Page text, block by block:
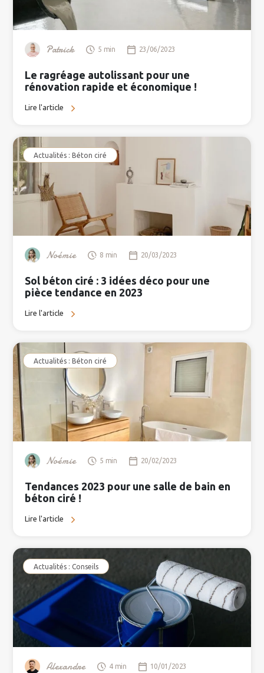
Patrick 5 min 23/06/2023
Le ragréage autolissant pour une
rénovation rapide et économique !
Lire l'article
Actualités : Béton ciré
Noémie 8 min 20/03/2023
Sol béton ciré : 3 idées déco pour une
pièce tendance en 2023
Lire l'article
Actualités : Béton ciré
Noémie 5 min 20/02/2023
Tendances 2023 pour une salle de bain en
béton ciré !
Lire l'article
Actualités : Conseils
Alexandre 4 min 10/01/2023